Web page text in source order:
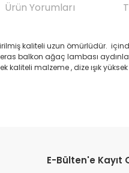
Ürün Yorumları
kaliteli uzun ömürlüdür.
balkon ağaç lambası
kaliteli malzeme , dize ışık
veya görüntülenemiyor.
E-Bülten'e Kayıt